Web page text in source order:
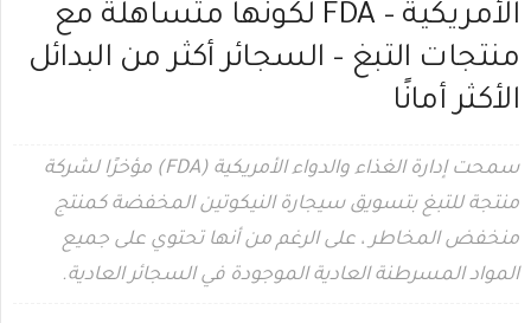
الأمريكية – FDA لكونها متساهلة مع
منتجات التبغ – السجائر أكثر من البدائل
الأكثر أمانًا
سمحت إدارة الغذاء والدواء الأمريكية (FDA) مؤخرًا لشركة
منتجة للتبغ بتسويق سيجارة النيكوتين المخفضة كمنتج
منخفض المخاطر ، على الرغم من أنها تحتوي على جميع
المواد المسرطنة العادية الموجودة في السجائر العادية.